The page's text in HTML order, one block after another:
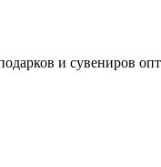
и сувениров